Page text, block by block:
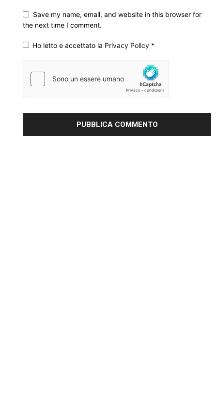
Save my name, email, and website in this browser for
the next time I comment.
Ho letto e accettato la Privacy Policy *